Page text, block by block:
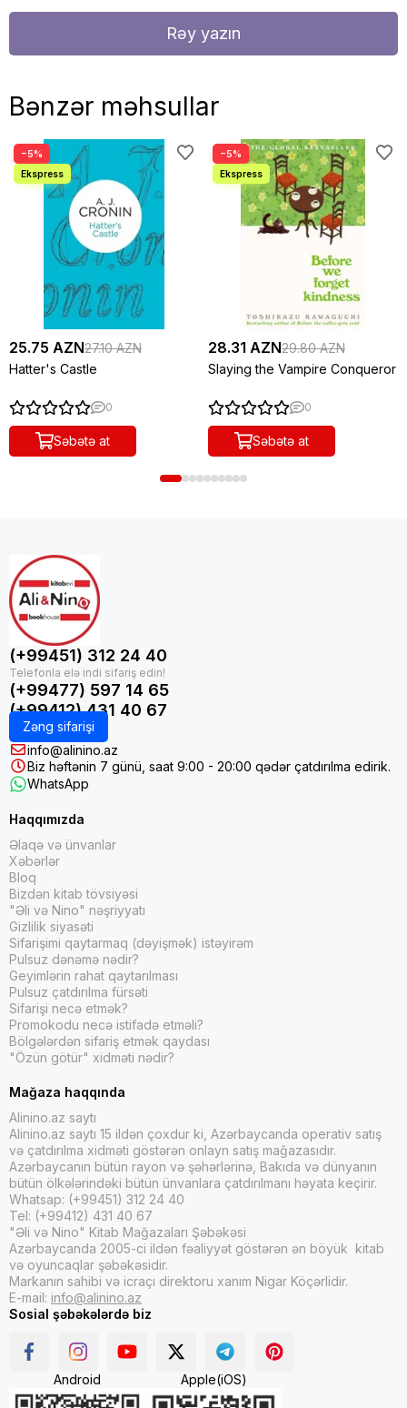
Rəy yazın
Bənzər məhsullar
−5%
25.75 AZN27.10 AZN
Hatter's Castle
0
Səbətə at
−5%
28.31 AZN29.80 AZN
Slaying the Vampire Conqueror
0
Səbətə at
(+99451) 312 24 40
(+99477) 597 14 65
(+99412) 431 40 67
Zəng sifarişi
info@alinino.az
Biz həftənin 7 günü, saat 9:00 - 20:00 qədər çatdırılma edirik.
WhatsApp
Haqqımızda
Əlaqə və ünvanlar
Xəbərlər
Bloq
Bizdən kitab tövsiyəsi
"Əli və Nino" nəşriyyatı
Gizlilik siyasəti
Sifarişimi qaytarmaq (dəyişmək) istəyirəm
Pulsuz dənəmə nədir?
Geyimlərin rahat qaytarılması
Pulsuz çatdırılma fürsəti
Sifarişi necə etmək?
Promokodu necə istifadə etməli?
Bölgələrdən sifariş etmək qaydası
"Özün götür" xidməti nədir?
Mağaza haqqında
Alinino.az saytı
Alinino.az saytı 15 ildən çoxdur ki, Azərbaycanda operativ satış
və çatdırılma xidməti göstərən onlayn satış mağazasıdır.
Azərbaycanın bütün rayon və şəhərlərinə, Bakıda və dünyanın
bütün ölkələrindəki bütün ünvanlara çatdırılmanı həyata keçirir.
Whatsap: (+99451) 312 24 40
Tel: (+99412) 431 40 67
"Əli və Nino" Kitab Mağazaları Şəbəkəsi
Azərbaycanda 2005-ci ildən fəaliyyət göstərən ən böyük kitab
və oyuncaqlar şəbəkəsidir.
Markanın sahibi və icraçı direktoru xanım Nigar Köçərlidir.
E-mail: info@alinino.az
Sosial şəbəkələrdə biz
Android Apple(iOS)